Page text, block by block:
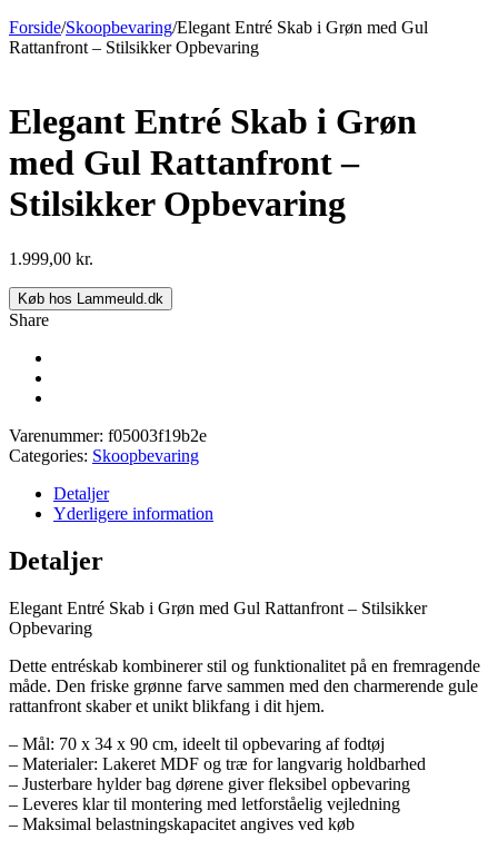
Forside/Skoopbevaring/Elegant Entré Skab i Grøn med Gul
Rattanfront – Stilsikker Opbevaring
Elegant Entré Skab i Grøn
med Gul Rattanfront –
Stilsikker Opbevaring
1.999,00 kr.
Køb hos Lammeuld.dk
Share
Varenummer: f05003f19b2e
Categories: Skoopbevaring
Detaljer
Yderligere information
Detaljer
Elegant Entré Skab i Grøn med Gul Rattanfront – Stilsikker
Opbevaring
Dette entréskab kombinerer stil og funktionalitet på en fremragende
måde. Den friske grønne farve sammen med den charmerende gule
rattanfront skaber et unikt blikfang i dit hjem.
– Mål: 70 x 34 x 90 cm, ideelt til opbevaring af fodtøj
– Materialer: Lakeret MDF og træ for langvarig holdbarhed
– Justerbare hylder bag dørene giver fleksibel opbevaring
– Leveres klar til montering med letforståelig vejledning
– Maksimal belastningskapacitet angives ved køb